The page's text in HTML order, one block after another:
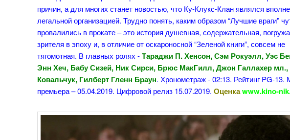
причин, а для многих станет новостью, что Ку-Клукс-Клан являлся вполне
легальной организацией. Трудно понять, каким образом “Лучшие враги”
провалились в прокате – это история душевная, содержательная,
зрителя в эпоху и, в отличие от оскароносной “Зеленой книги”, совсем не
тягомотная. В главных ролях -Тараджи П. Хенсон, Сэм Рокуэлл, Уэс
Энн Хеч, Бабу Сизей, Ник Сирси, Брюс МакГилл, Джон Галлахер
Ковальчук, Гилберт Гленн Браун. Хронометраж - 02:13. Рейтинг PG-13.
премьера – 05.04.2019. Цифровой релиз 15.07.2019.Оценкаwww.kino-